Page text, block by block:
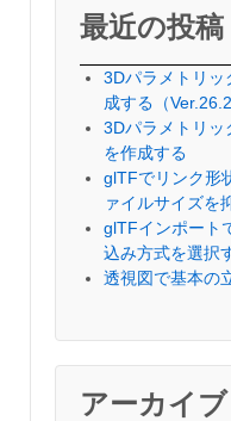
最近の投稿
3Dパラメトリッ
成する（Ver.26.2
3Dパラメトリッ
を作成する
glTFでリンク形
ァイルサイズを
glTFインポート
込み方式を選択
透視図で基本の
アーカイブ